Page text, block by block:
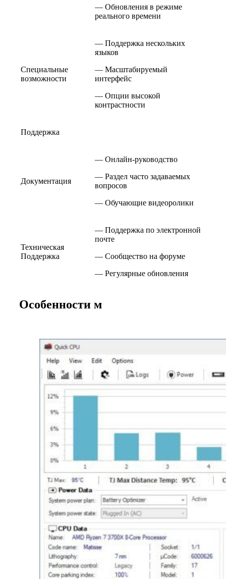
— Обновления в режиме
реального времени
Специальные
возможности
— Поддержка нескольких
языков
— Масштабируемый
интерфейс
— Опции высокой
контрастности
Поддержка
Документация
— Онлайн-руководство
— Раздел часто задаваемых
вопросов
— Обучающие видеоролики
Техническая
Поддержка
— Поддержка по электронной
почте
— Сообщество на форуме
— Регулярные обновления
Особенности м